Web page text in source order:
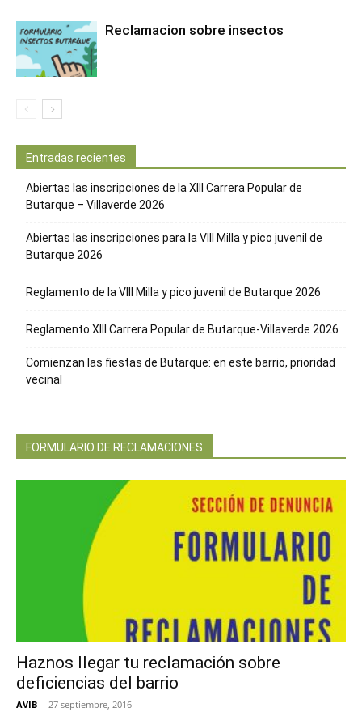
Reclamacion sobre insectos
Entradas recientes
Abiertas las inscripciones de la XIII Carrera Popular de
Butarque – Villaverde 2026
Abiertas las inscripciones para la VIII Milla y pico juvenil de
Butarque 2026
Reglamento de la VIII Milla y pico juvenil de Butarque 2026
Reglamento XIII Carrera Popular de Butarque-Villaverde 2026
Comienzan las fiestas de Butarque: en este barrio, prioridad
vecinal
FORMULARIO DE RECLAMACIONES
Haznos llegar tu reclamación sobre
deficiencias del barrio
AVIB - 27 septiembre, 2016